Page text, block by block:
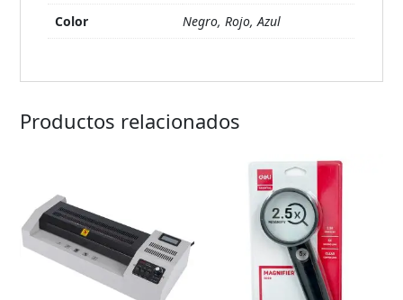
Color Negro, Rojo, Azul
Productos relacionados